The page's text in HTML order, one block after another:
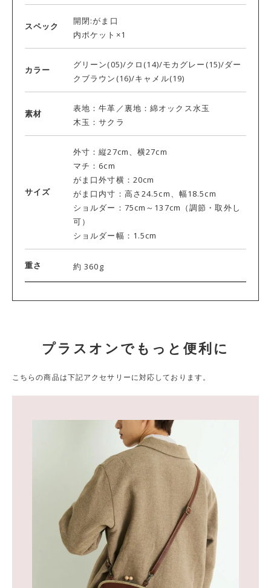
スペック
開閉:がま口
内ポケット×1
カラー
グリーン(05)/クロ(14)/モカグレー(15)/ダー
クブラウン(16)/キャメル(19)
素材
表地：牛革／裏地：綿オックス水玉
木玉：サクラ
サイズ
外寸：縦27cm、横27cm
マチ：6cm
がま口外寸横：20cm
がま口内寸：高さ24.5cm、幅18.5cm
ショルダー：75cm～137cm（調節・取外し
可）
ショルダー幅：1.5cm
重さ 約 360g
プラスオンでもっと便利に
こちらの商品は下記アクセサリーに対応しております。